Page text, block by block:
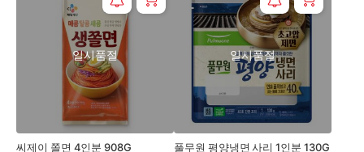
씨제이 쫄면 4인분 908G
일시품절
풀무원 평양냉면 사리 1인분 130G
일시품절